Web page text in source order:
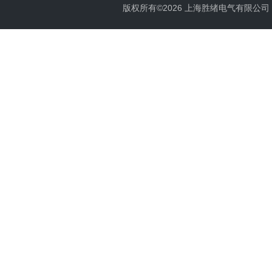
版权所有©2026 上海胜绪电气有限公